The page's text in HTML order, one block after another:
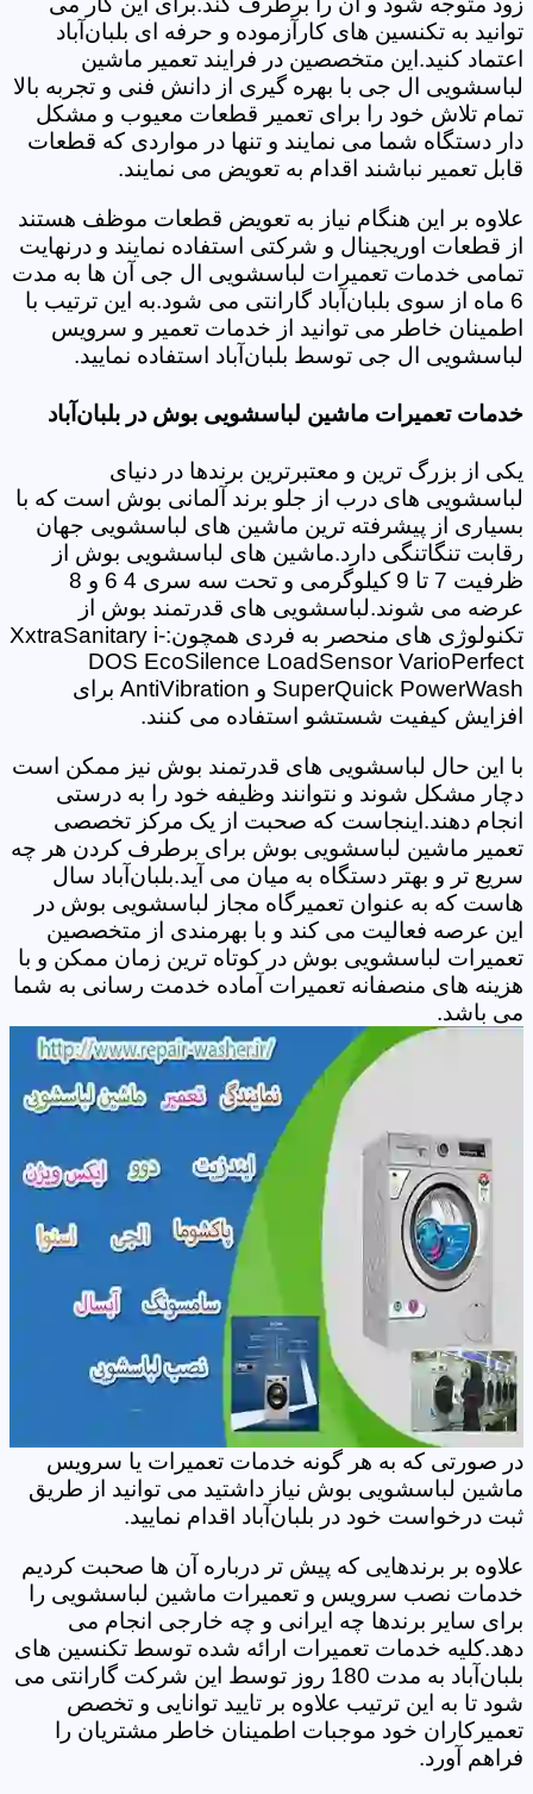
توانید به تکنسین های کارآزموده و حرفه ای بلبان‌آباد
اعتماد کنید.این متخصصین در فرایند تعمیر ماشین
لباسشویی ال جی با بهره گیری از دانش فنی و تجربه بالا
تمام تلاش خود را برای تعمیر قطعات معیوب و مشکل
دار دستگاه شما می نمایند و تنها در مواردی که قطعات
قابل تعمیر نباشند اقدام به تعویض می نمایند.
علاوه بر این هنگام نیاز به تعویض قطعات موظف هستند
از قطعات اوریجینال و شرکتی استفاده نمایند و درنهایت
تمامی خدمات تعمیرات لباسشویی ال جی آن ها به مدت
6 ماه از سوی بلبان‌آباد گارانتی می شود.به این ترتیب با
اطمینان خاطر می توانید از خدمات تعمیر و سرویس
لباسشویی ال جی توسط بلبان‌آباد استفاده نمایید.
خدمات تعمیرات ماشین لباسشویی بوش در بلبان‌آباد
یکی از بزرگ ترین و معتبرترین برندها در دنیای
لباسشویی های درب از جلو برند آلمانی بوش است که با
بسیاری از پیشرفته ترین ماشین های لباسشویی جهان
رقابت تنگاتنگی دارد.ماشین های لباسشویی بوش از
ظرفیت 7 تا 9 کیلوگرمی و تحت سه سری 4 6 و 8
عرضه می شوند.لباسشویی های قدرتمند بوش از
تکنولوژی های منحصر به فردی همچون:XxtraSanitary i-
DOS EcoSilence LoadSensor VarioPerfect
SuperQuick PowerWash و AntiVibration برای
افزایش کیفیت شستشو استفاده می کنند.
با این حال لباسشویی های قدرتمند بوش نیز ممکن است
دچار مشکل شوند و نتوانند وظیفه خود را به درستی
انجام دهند.اینجاست که صحبت از یک مرکز تخصصی
تعمیر ماشین لباسشویی بوش برای برطرف کردن هر چه
سریع تر و بهتر دستگاه به میان می آید.بلبان‌آباد سال
هاست که به عنوان تعمیرگاه مجاز لباسشویی بوش در
این عرصه فعالیت می کند و با بهرمندی از متخصصین
تعمیرات لباسشویی بوش در کوتاه ترین زمان ممکن و با
هزینه های منصفانه تعمیرات آماده خدمت رسانی به شما
می باشد.
در صورتی که به هر گونه خدمات تعمیرات یا سرویس
ماشین لباسشویی بوش نیاز داشتید می توانید از طریق
ثبت درخواست خود در بلبان‌آباد اقدام نمایید.
علاوه بر برندهایی که پیش تر درباره آن ها صحبت کردیم
خدمات نصب سرویس و تعمیرات ماشین لباسشویی را
برای سایر برندها چه ایرانی و چه خارجی انجام می
دهد.کلیه خدمات تعمیرات ارائه شده توسط تکنسین های
بلبان‌آباد به مدت 180 روز توسط این شرکت گارانتی می
شود تا به این ترتیب علاوه بر تایید توانایی و تخصص
تعمیرکاران خود موجبات اطمینان خاطر مشتریان را
فراهم آورد.